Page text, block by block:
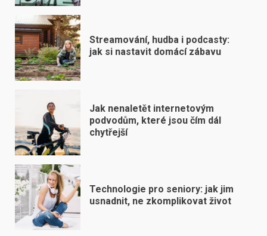
Streamování, hudba i podcasty:
jak si nastavit domácí zábavu
Jak nenaletět internetovým
podvodům, které jsou čím dál
chytřejší
Technologie pro seniory: jak jim
usnadnit, ne zkomplikovat život